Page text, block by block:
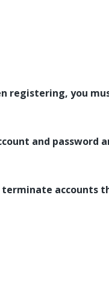
registering, you
and password
accounts